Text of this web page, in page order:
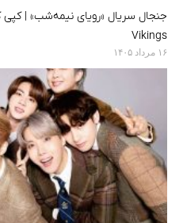
جنجال سریال «رویای نیمه‌شب» | کپی
Vikings
۱۶ مرداد ۱۴۰۵